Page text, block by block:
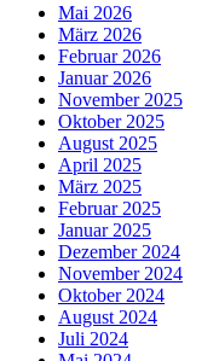
Mai 2026
März 2026
Februar 2026
Januar 2026
November 2025
Oktober 2025
August 2025
April 2025
März 2025
Februar 2025
Januar 2025
Dezember 2024
November 2024
Oktober 2024
August 2024
Juli 2024